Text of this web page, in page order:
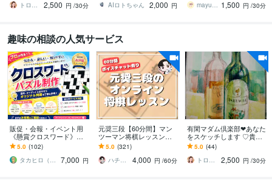
トロふわ❤なつこ 2,500 円 /30分
点予測AIロトちゃん 2,000 円
～）♩
mayu ニットデザイナー 1,500 円 /30分
趣味の相談の人気サービス
販促・会報・イベント用
《懸賞クロスワード》作
ります 実績100件+｜商用
利用OK。連載も特急もプ
ラチナ作家が対応
5.0 (102)
タカヒロ（クロスワード作家）
7,000 円
元奨三段【60分間】マン
ツーマン将棋レッスンし
ます 初心者大歓迎♪貴方
に寄り添った優しいレッ
スンで手助けします✨
5.0 (321)
ハチ☗【元奨三段】
4,000 円 /60分
有閑マダム倶楽部❤あなた
をスケッチします ♡貴方
はロケット♡エネルギー
の発射基地♡NATSUKO♡
5.0 (44)
トロふわ❤なつこ
2,500 円 /30分